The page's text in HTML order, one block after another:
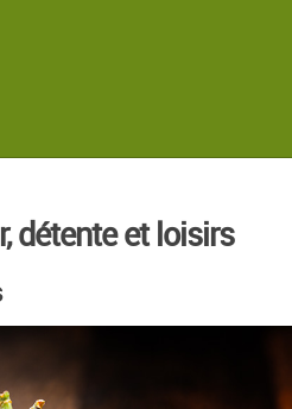
détente et loisirs